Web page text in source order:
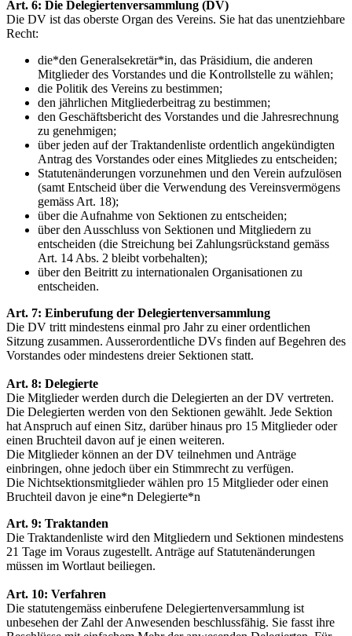
Art. 6: Die Delegiertenversammlung (DV)
Die DV ist das oberste Organ des Vereins. Sie hat das unentziehbare
Recht:
die*den Generalsekretär*in, das Präsidium, die anderen
Mitglieder des Vorstandes und die Kontrollstelle zu wählen;
die Politik des Vereins zu bestimmen;
den jährlichen Mitgliederbeitrag zu bestimmen;
den Geschäftsbericht des Vorstandes und die Jahresrechnung
zu genehmigen;
über jeden auf der Traktandenliste ordentlich angekündigten
Antrag des Vorstandes oder eines Mitgliedes zu entscheiden;
Statutenänderungen vorzunehmen und den Verein aufzulösen
(samt Entscheid über die Verwendung des Vereinsvermögens
gemäss Art. 18);
über die Aufnahme von Sektionen zu entscheiden;
über den Ausschluss von Sektionen und Mitgliedern zu
entscheiden (die Streichung bei Zahlungsrückstand gemäss
Art. 14 Abs. 2 bleibt vorbehalten);
über den Beitritt zu internationalen Organisationen zu
entscheiden.
Art. 7: Einberufung der Delegiertenversammlung
Die DV tritt mindestens einmal pro Jahr zu einer ordentlichen
Sitzung zusammen. Ausserordentliche DVs finden auf Begehren des
Vorstandes oder mindestens dreier Sektionen statt.
Art. 8: Delegierte
Die Mitglieder werden durch die Delegierten an der DV vertreten.
Die Delegierten werden von den Sektionen gewählt. Jede Sektion
hat Anspruch auf einen Sitz, darüber hinaus pro 15 Mitglieder oder
einen Bruchteil davon auf je einen weiteren.
Die Mitglieder können an der DV teilnehmen und Anträge
einbringen, ohne jedoch über ein Stimmrecht zu verfügen.
Die Nichtsektionsmitglieder wählen pro 15 Mitglieder oder einen
Bruchteil davon je eine*n Delegierte*n
Art. 9: Traktanden
Die Traktandenliste wird den Mitgliedern und Sektionen mindestens
21 Tage im Voraus zugestellt. Anträge auf Statutenänderungen
müssen im Wortlaut beiliegen.
Art. 10: Verfahren
Die statutengemäss einberufene Delegiertenversammlung ist
unbesehen der Zahl der Anwesenden beschlussfähig. Sie fasst ihre